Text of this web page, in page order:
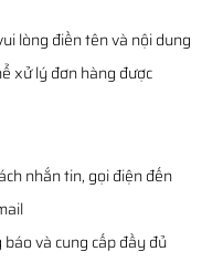
lòng điền tên và nội dung
xử lý đơn hàng được
nhắn tin, gọi điện đến
và cung cấp đầy đủ